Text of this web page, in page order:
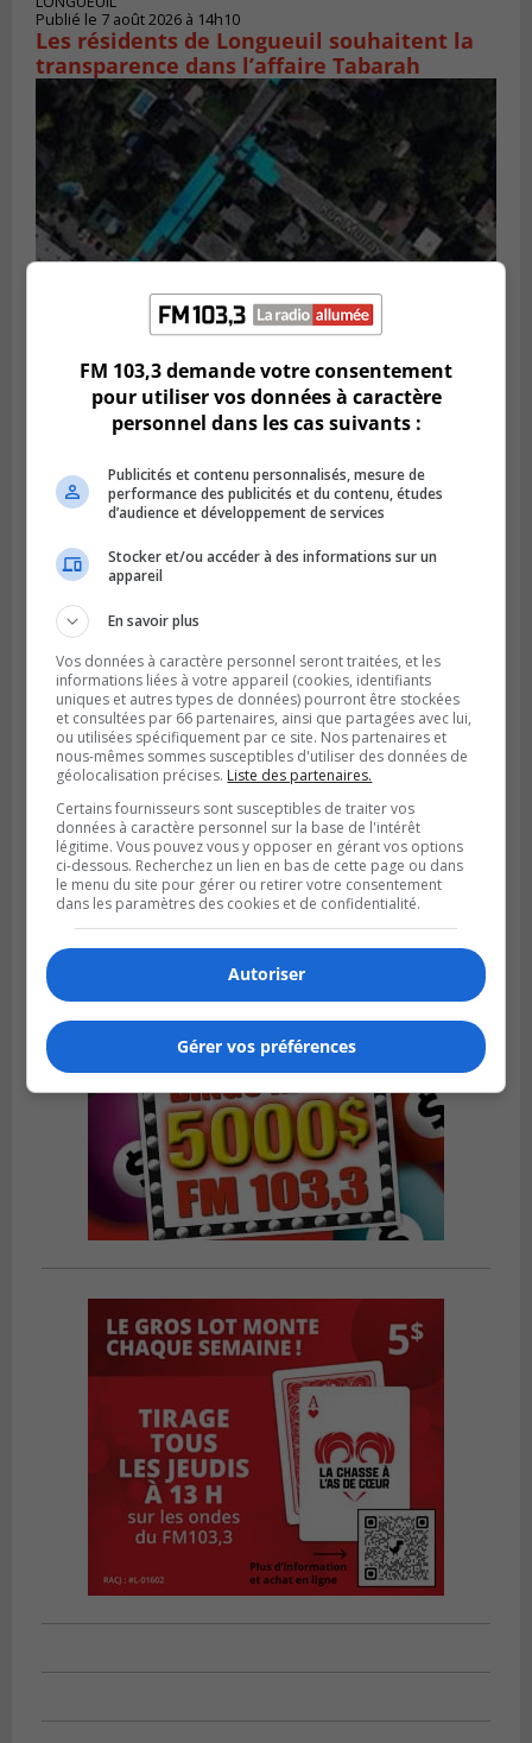
Publié le 7 août 2026 à 14h10
Les résidents de Longueuil souhaitent la
transparence dans l’affaire Tabarah
GREENFIELD PARK
Publié le 6 août 2026 à 13h45
Greenfield Park veut s’armer contre les
pluies
SAINT-HUBERT
Publié le 6 août 2026 à 09h39
Longueuil injecte 1,5 M$ pour moderniser
deux stations de pompage
FM 103,3 demande votre consentement
pour utiliser vos données à caractère
personnel dans les cas suivants :
Publicités et contenu personnalisés, mesure de
performance des publicités et du contenu, études
d’audience et développement de services
Stocker et/ou accéder à des informations sur un
appareil
En savoir plus
Vos données à caractère personnel seront traitées, et les
informations liées à votre appareil (cookies, identifiants
uniques et autres types de données) pourront être stockées
et consultées par 66 partenaires, ainsi que partagées avec lui,
ou utilisées spécifiquement par ce site. Nos partenaires et
nous-mêmes sommes susceptibles d'utiliser des données de
géolocalisation précises. Liste des partenaires.
Certains fournisseurs sont susceptibles de traiter vos
données à caractère personnel sur la base de l'intérêt
légitime. Vous pouvez vous y opposer en gérant vos options
ci-dessous. Recherchez un lien en bas de cette page ou dans
le menu du site pour gérer ou retirer votre consentement
dans les paramètres des cookies et de confidentialité.
Autoriser
Gérer vos préférences